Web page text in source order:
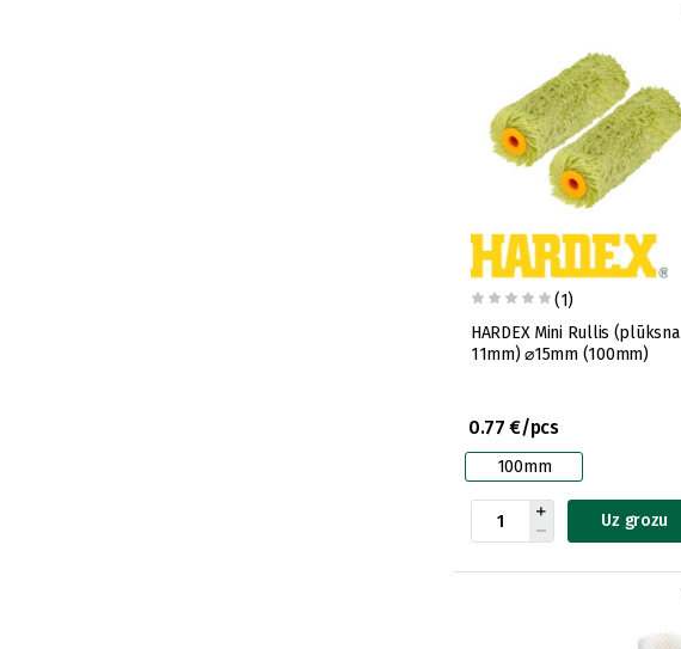
(1)
HARDEX Mini Rullis (plūksna
11mm) ⌀15mm (100mm)
0.77 €/pcs
100mm
Uz grozu